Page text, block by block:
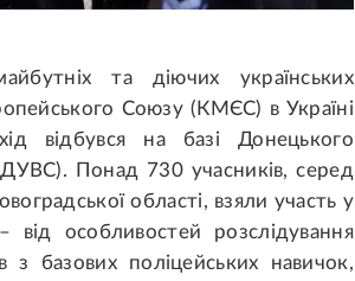
та діючих українських
Союзу (КМЄС) в Україні
відбувся на базі Донецького
Понад 730 учасників, серед
області, взяли участь у
особливостей розслідування
з базових поліцейських навичок,